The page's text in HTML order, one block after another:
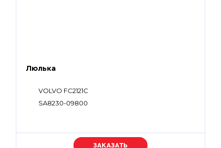
Люлька
VOLVO FC2121C
SA8230-09800
Уточняйте цену